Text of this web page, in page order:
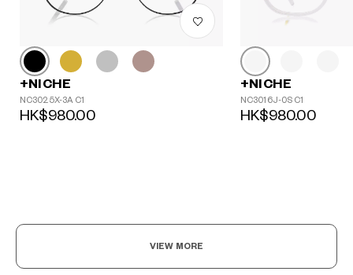
+NICHE
NC3025X-3A C1
HK$980.00
+NICHE
NC3016J-0S C1
HK$980.00
VIEW MORE